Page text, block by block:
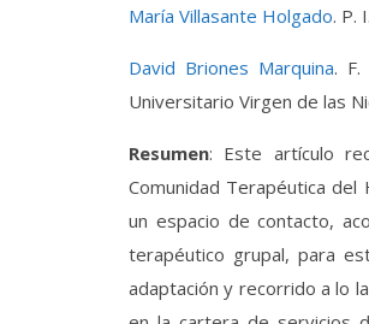
María Villasante Holgado. P.
David Briones Marquina. F.
Universitario Virgen de las
Resumen: Este artículo
Comunidad Terapéutica
un espacio de contacto,
terapéutico grupal, para
adaptación y recorrido a lo